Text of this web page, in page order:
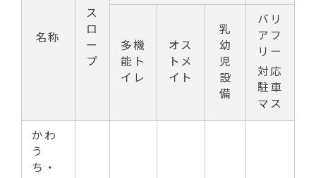
名称
ス
ロ
ー
プ
多機
能ト
イレ
オス
トメ
イト
乳
幼
児
設
備
バリ
アフ
リー
対応
駐車
マス
かわ
う
ち・